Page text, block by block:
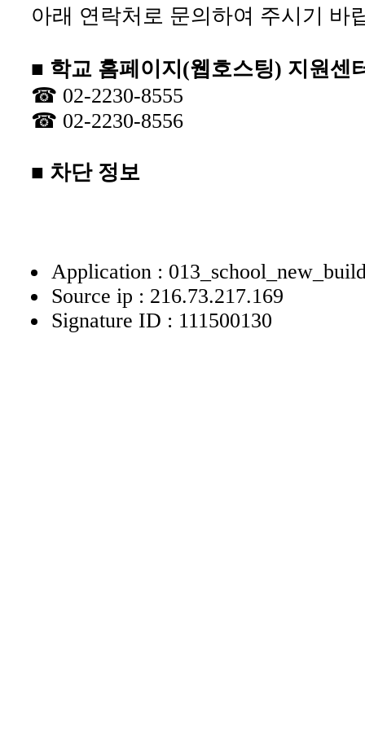
아래 연락처로 문의하여 주시기 바
■ 학교 홈페이지(웹호스팅) 지원센
☎ 02-2230-8555
☎ 02-2230-8556
■ 차단 정보
Application :
Source ip : 216.73.217.169
Signature ID : 111500130